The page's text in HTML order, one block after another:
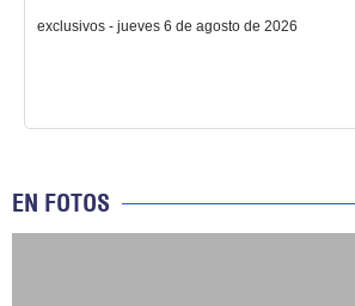
exclusivos - jueves 6 de agosto de 2026
EN FOTOS